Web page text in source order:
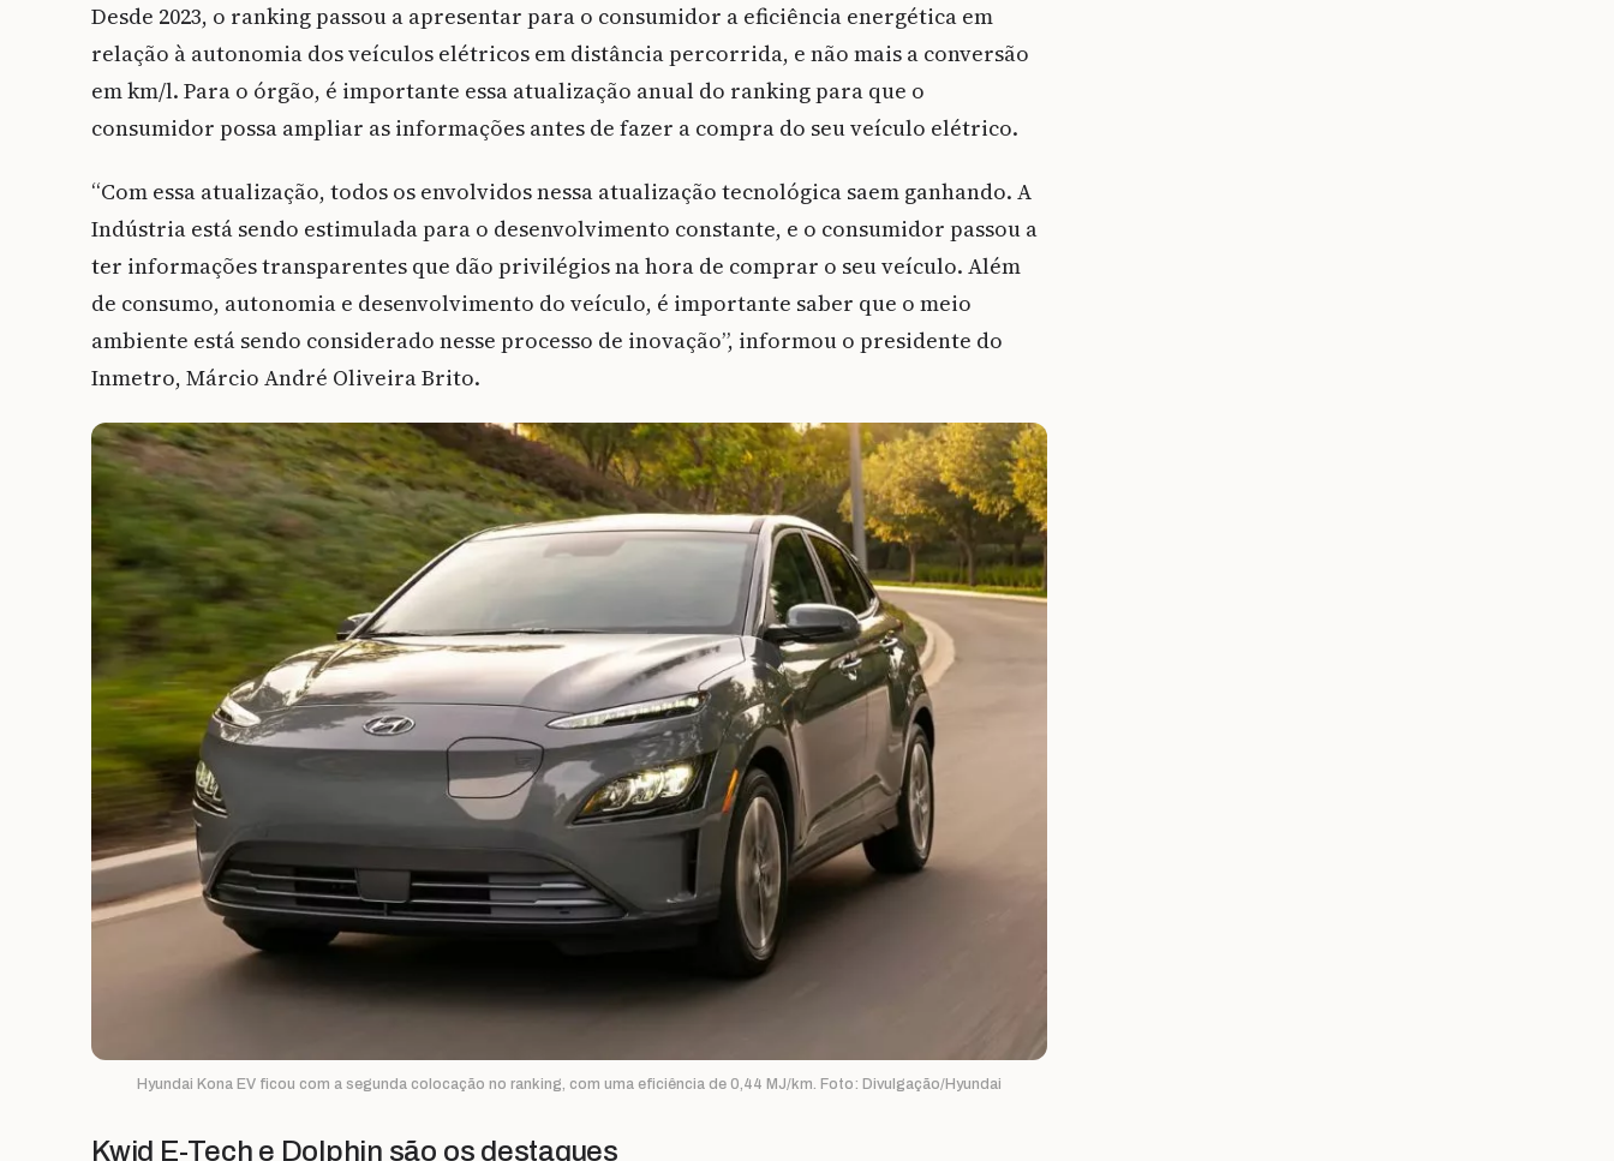
Desde 2023, o ranking passou a apresentar para o consumidor a eficiência energética em
relação à autonomia dos veículos elétricos em distância percorrida, e não mais a conversão
em km/l. Para o órgão, é importante essa atualização anual do ranking para que o
consumidor possa ampliar as informações antes de fazer a compra do seu veículo elétrico.
“Com essa atualização, todos os envolvidos nessa atualização tecnológica saem ganhando. A
Indústria está sendo estimulada para o desenvolvimento constante, e o consumidor passou a
ter informações transparentes que dão privilégios na hora de comprar o seu veículo. Além
de consumo, autonomia e desenvolvimento do veículo, é importante saber que o meio
ambiente está sendo considerado nesse processo de inovação”, informou o presidente do
Inmetro, Márcio André Oliveira Brito.
Hyundai Kona EV ficou com a segunda colocação no ranking, com uma eficiência de 0,44 MJ/km. Foto: Divulgação/Hyundai
Kwid E-Tech e Dolphin são os destaques